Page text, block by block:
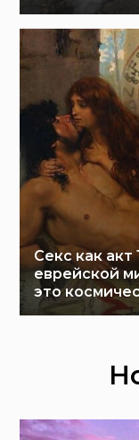
Секс как
еврейской
это